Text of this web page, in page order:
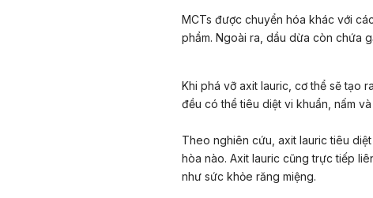
MCTs được chuyển hóa khác với các
phẩm. Ngoài ra, dầu dừa còn chứa
Khi phá vỡ axit lauric, cơ thể sẽ tạo
đều có thể tiêu diệt vi khuẩn, nấm và
Theo nghiên cứu, axit lauric tiêu diệt
hòa nào. Axit lauric cũng trực tiếp
như sức khỏe răng miệng.